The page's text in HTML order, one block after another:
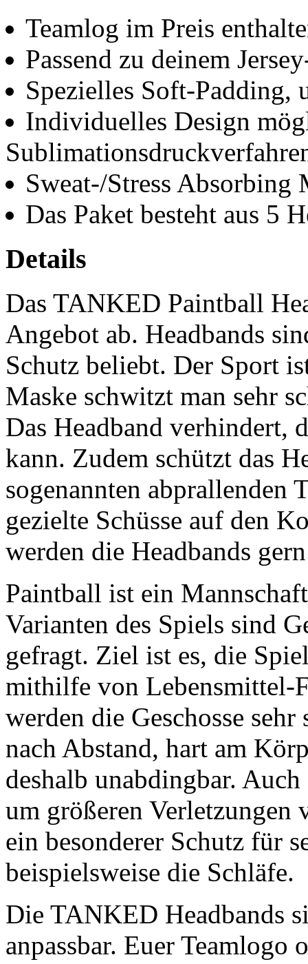
Teamlog im Preis
Passend zu deinem
Spezielles Soft-Padding,
Individuelles Design
Sweat-/Stress Absorbing
Das Paket besteht aus 5
Details
Das TANKED Paintball
Angebot ab. Headbands
Schutz beliebt. Der Sport
Maske schwitzt man sehr
Das Headband verhindert,
kann. Zudem schützt das
sogenannten
gezielte Schüsse auf den
werden die Headbands
Paintball ist ein
Varianten des Spiels sind
gefragt. Ziel ist es, die
mithilfe von Lebensmittel-
werden die Geschosse
nach Abstand, hart am
deshalb unabdingbar.
um größeren Verletzungen
ein besonderer Schutz für
beispielsweise die Schläfe.
Die TANKED Headbands
anpassbar. Euer